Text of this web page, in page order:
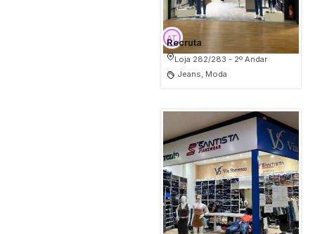
Recruta
Loja 282/283 - 2º Andar
Jeans, Moda